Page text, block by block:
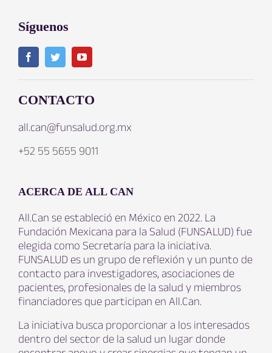
Síguenos
CONTACTO
all.can@funsalud.org.mx
+52 55 5655 9011
ACERCA DE ALL CAN
All.Can se estableció en México en 2022. La
Fundación Mexicana para la Salud (FUNSALUD) fue
elegida como Secretaría para la iniciativa.
FUNSALUD es un grupo de reflexión y un punto de
contacto para investigadores, asociaciones de
pacientes, profesionales de la salud y miembros
financiadores que participan en All.Can.
La iniciativa busca proporcionar a los interesados
dentro del sector de la salud un lugar donde